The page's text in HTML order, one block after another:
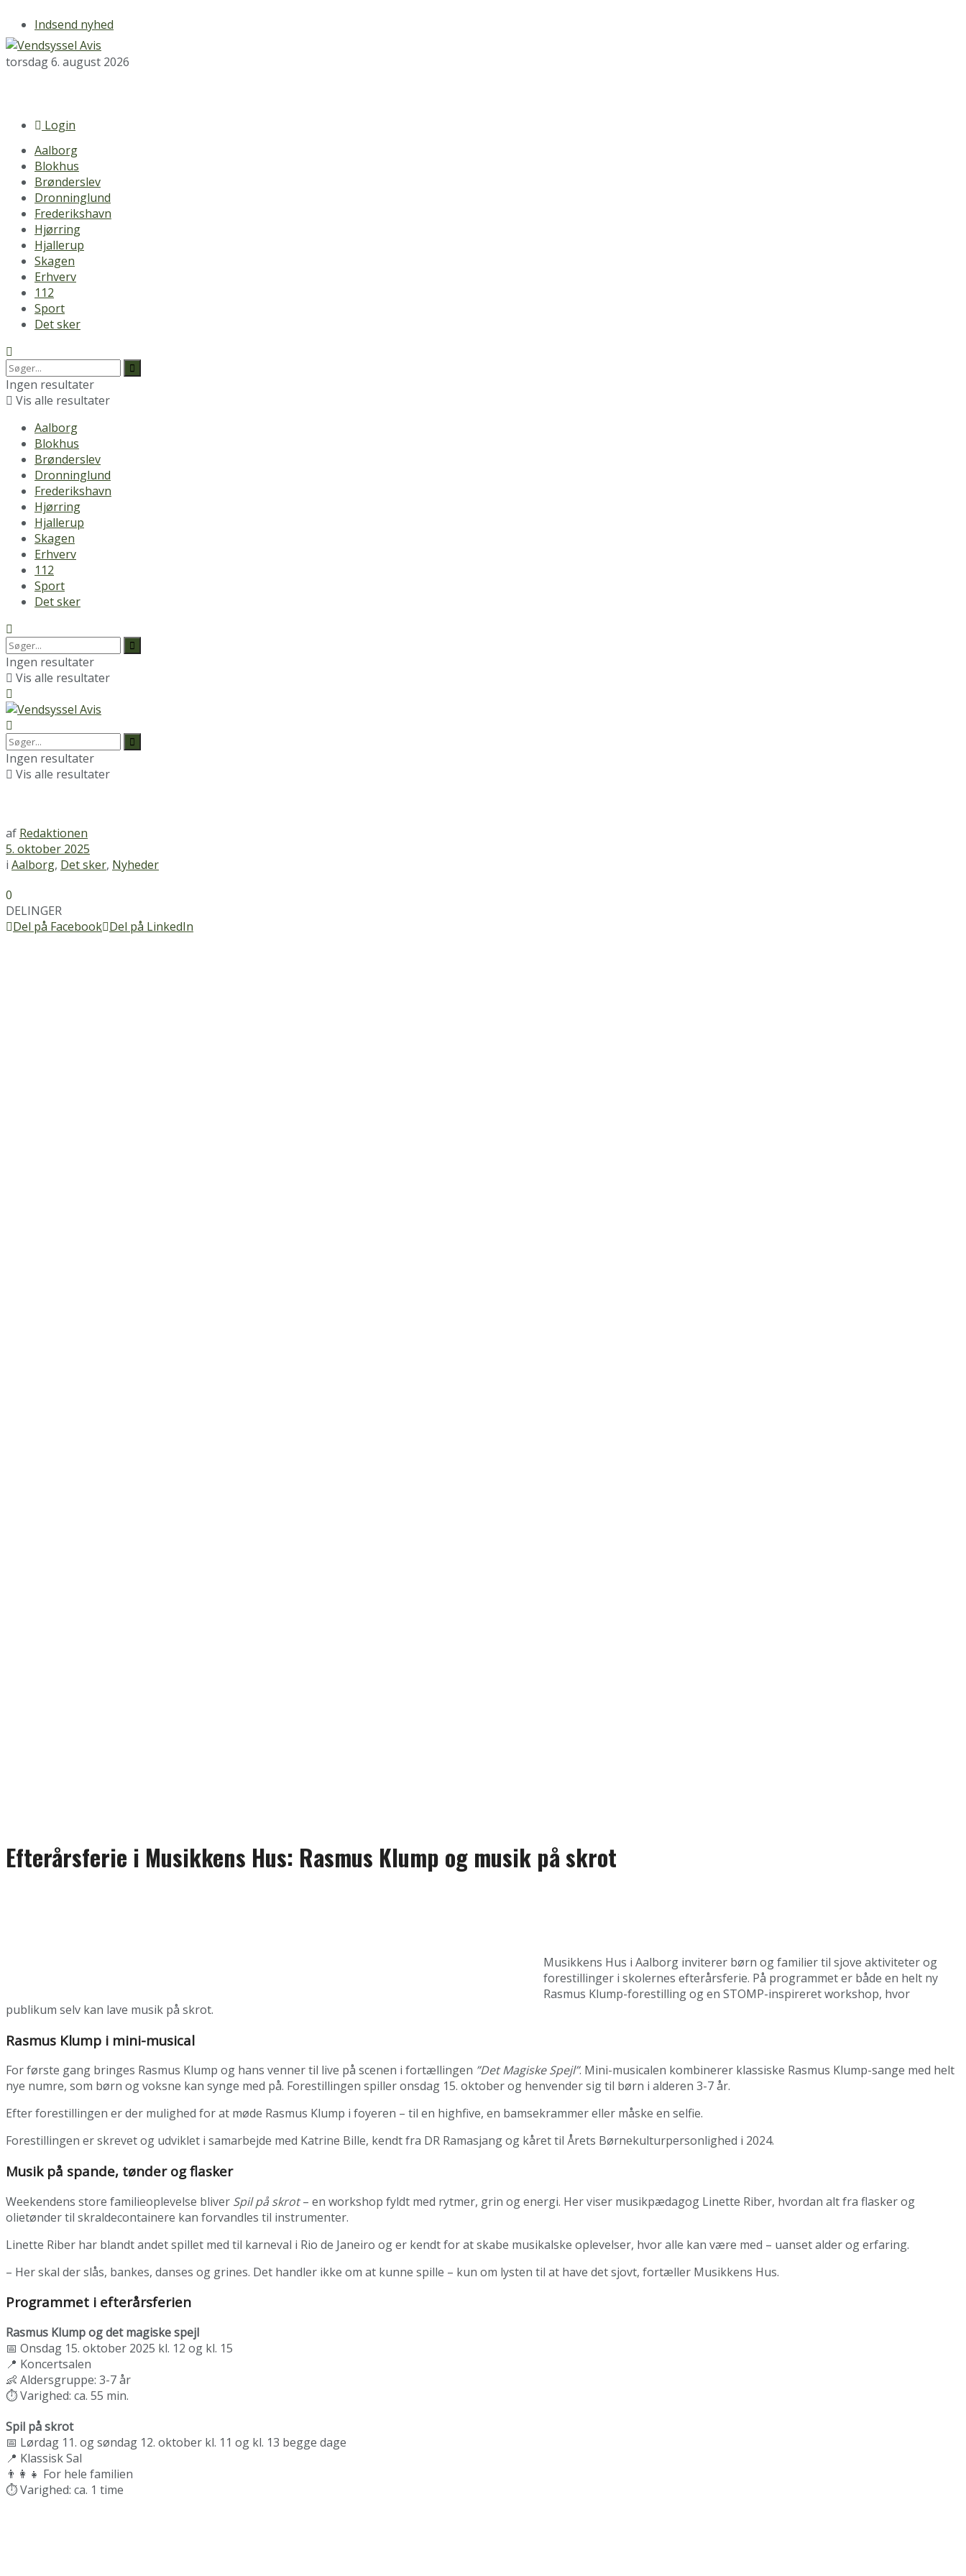
Indsend nyhed
torsdag 6. august 2026
Login
Aalborg
Blokhus
Brønderslev
Dronninglund
Frederikshavn
Hjørring
Hjallerup
Skagen
Erhverv
112
Sport
Det sker
Ingen resultater
Vis alle resultater
Aalborg
Blokhus
Brønderslev
Dronninglund
Frederikshavn
Hjørring
Hjallerup
Skagen
Erhverv
112
Sport
Det sker
Ingen resultater
Vis alle resultater
Ingen resultater
Vis alle resultater
af Redaktionen
5. oktober 2025
i Aalborg, Det sker, Nyheder
0
DELINGER
Del på Facebook Del på LinkedIn
Efterårsferie i Musikkens Hus: Rasmus Klump og musik på skrot
Musikkens Hus i Aalborg inviterer børn og familier til sjove aktiviteter og
forestillinger i skolernes efterårsferie. På programmet er både en helt ny
Rasmus Klump-forestilling og en STOMP-inspireret workshop, hvor
publikum selv kan lave musik på skrot.
Rasmus Klump i mini-musical
For første gang bringes Rasmus Klump og hans venner til live på scenen i fortællingen ”Det Magiske Spejl”. Mini-musicalen kombinerer klassiske Rasmus Klump-sange med helt
nye numre, som børn og voksne kan synge med på. Forestillingen spiller onsdag 15. oktober og henvender sig til børn i alderen 3-7 år.
Efter forestillingen er der mulighed for at møde Rasmus Klump i foyeren – til en highfive, en bamsekrammer eller måske en selfie.
Forestillingen er skrevet og udviklet i samarbejde med Katrine Bille, kendt fra DR Ramasjang og kåret til Årets Børnekulturpersonlighed i 2024.
Musik på spande, tønder og flasker
Weekendens store familieoplevelse bliver Spil på skrot– en workshop fyldt med rytmer, grin og energi. Her viser musikpædagog Linette Riber, hvordan alt fra flasker og
olietønder til skraldecontainere kan forvandles til instrumenter.
Linette Riber har blandt andet spillet med til karneval i Rio de Janeiro og er kendt for at skabe musikalske oplevelser, hvor alle kan være med – uanset alder og erfaring.
– Her skal der slås, bankes, danses og grines. Det handler ikke om at kunne spille – kun om lysten til at have det sjovt, fortæller Musikkens Hus.
Programmet i efterårsferien
Rasmus Klump og det magiske spejl
📅 Onsdag 15. oktober 2025 kl. 12 og kl. 15
📍 Koncertsalen
👶 Aldersgruppe: 3-7 år
⏱️ Varighed: ca. 55 min.
Spil på skrot
📅 Lørdag 11. og søndag 12. oktober kl. 11 og kl. 13 begge dage
📍 Klassisk Sal
👨‍👩‍👧 For hele familien
⏱️ Varighed: ca. 1 time